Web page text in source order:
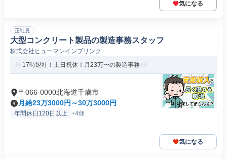
気になる
正社員
大型コンクリート製品の製造事務スタッフ
株式会社ヒューマンインプリンク
17時退社！土日祝休！月23万〜の製造事務
〒066-0000北海道千歳市
月給23万3000円～30万3000円
年間休日120日以上 +4個
気になる